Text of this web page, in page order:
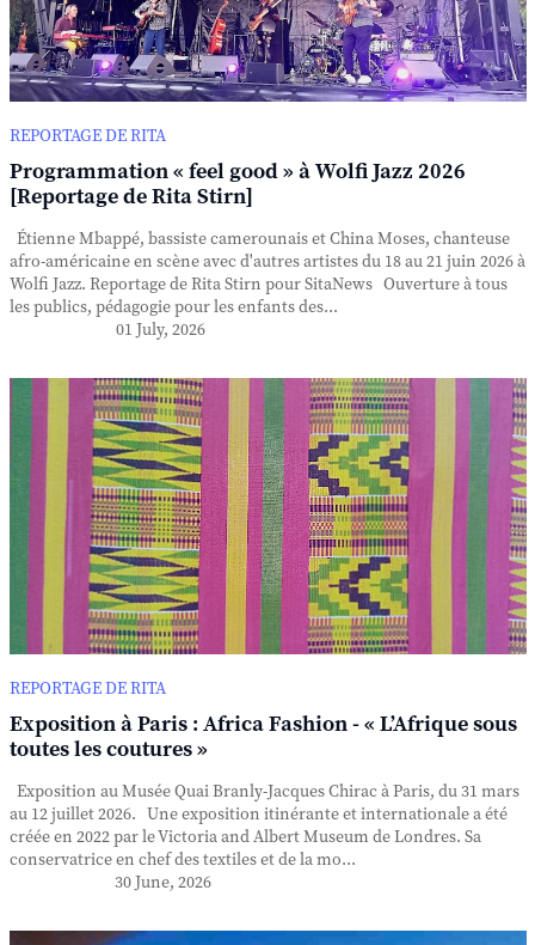
REPORTAGE DE RITA
Programmation « feel good » à Wolfi Jazz 2026
[Reportage de Rita Stirn]
Étienne Mbappé, bassiste camerounais et China Moses, chanteuse
afro-américaine en scène avec d'autres artistes du 18 au 21 juin 2026 à
Wolfi Jazz. Reportage de Rita Stirn pour SitaNews Ouverture à tous
les publics, pédagogie pour les enfants des...
01 July, 2026
REPORTAGE DE RITA
Exposition à Paris : Africa Fashion - « L’Afrique sous
toutes les coutures »
Exposition au Musée Quai Branly-Jacques Chirac à Paris, du 31 mars
au 12 juillet 2026. Une exposition itinérante et internationale a été
créée en 2022 par le Victoria and Albert Museum de Londres. Sa
conservatrice en chef des textiles et de la mo...
30 June, 2026